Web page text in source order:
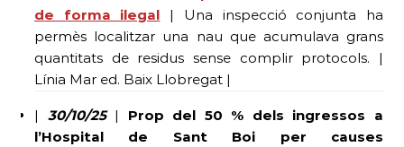
de forma ilegal | Una inspecció conjunta ha
permès localitzar una nau que acumulava grans
quantitats de residus sense complir protocols. |
Línia Mar ed. Baix Llobregat |
| 30/10/25| Prop del 50 % dels ingressos a
l’Hospital de Sant Boi per causes